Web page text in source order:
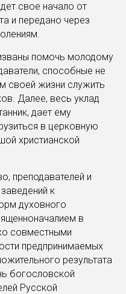
свое начало от
и передано через
помочь молодому
способные не
своей жизни служить
Далее, весь уклад
дает ему
в церковную
христианской
преподавателей и
к
духовного
в
совместными
предпринимаемых
результата
богословской
Русской